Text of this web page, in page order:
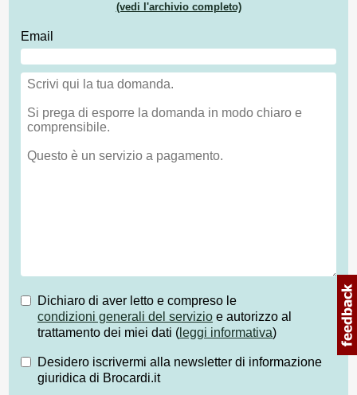
(vedi l'archivio completo)
Email
Dichiaro di aver letto e compreso le
condizioni generali del servizio e autorizzo al
trattamento dei miei dati ( leggi informativa)
Desidero iscrivermi alla newsletter di informazione
giuridica di Brocardi.it